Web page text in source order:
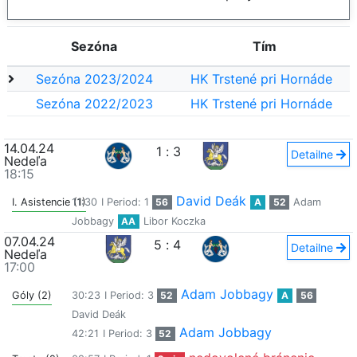
Sezóna Tím
Sezóna 2023/2024
HK Trstené pri Hornáde
Sezóna 2022/2023
HK Trstené pri Hornáde
14.04.24
Nedeľa
18:15
1 : 3 Detailne
I. Asistencie (1)
11:30 I Period: 1 56 David Deák A 52
Adam
Jobbagy
AA Libor Koczka
07.04.24
Nedeľa
17:00
5 : 4 Detailne
Góly (2) 30:23 I Period: 3 52 Adam Jobbagy A
56
David Deák
42:21 I Period: 3 52 Adam Jobbagy